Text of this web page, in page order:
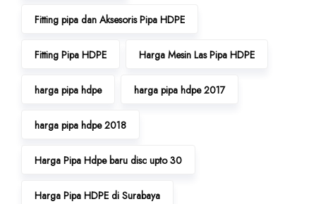
Fitting pipa dan Aksesoris Pipa HDPE
Fitting Pipa HDPE Harga Mesin Las Pipa HDPE
harga pipa hdpe harga pipa hdpe 2017
harga pipa hdpe 2018
Harga Pipa Hdpe baru disc upto 30
Harga Pipa HDPE di Surabaya